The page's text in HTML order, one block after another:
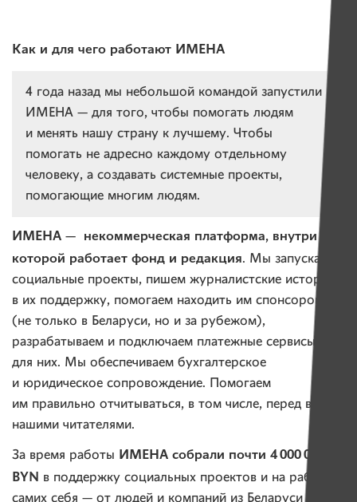
Как и для чего работают ИМЕНА
4 года назад мы небольшой командой запустили
ИМЕНА — для того, чтобы помогать людям
и менять нашу страну к лучшему. Чтобы
помогать не адресно каждому отдельному
человеку, а создавать системные проекты,
помогающие многим людям.
ИМЕНА — некоммерческая платформа, внутри
которой работает фонд и редакция. Мы запускаем
социальные проекты, пишем журналистские истории
в их поддержку, помогаем находить им спонсоров
(не только в Беларуси, но и за рубежом),
разрабатываем и подключаем платежные сервисы
для них. Мы обеспечиваем бухгалтерское
и юридическое сопровождение. Помогаем
им правильно отчитываться, в том числе, перед вами,
нашими читателями.
За время работы ИМЕНА собрали почти 4 000 000
BYN в поддержку социальных проектов и на работу
самих себя — от людей и компаний из Беларуси